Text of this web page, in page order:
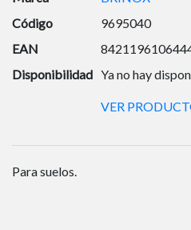
Código
9695040
EAN
Disponibilidad Ya no hay
VER
Para suelos.